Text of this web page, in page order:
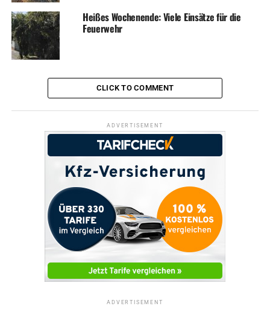
Heißes Wochenende: Viele Einsätze für die
Feuerwehr
CLICK TO COMMENT
ADVERTISEMENT
ADVERTISEMENT